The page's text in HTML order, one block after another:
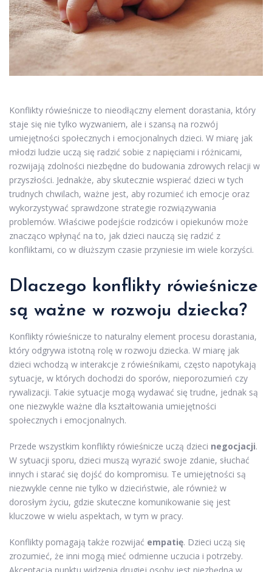
Konflikty rówieśnicze to nieodłączny element dorastania, który
staje się nie tylko wyzwaniem, ale i szansą na rozwój
umiejętności społecznych i emocjonalnych dzieci. W miarę jak
młodzi ludzie uczą się radzić sobie z napięciami i różnicami,
rozwijają zdolności niezbędne do budowania zdrowych relacji w
przyszłości. Jednakże, aby skutecznie wspierać dzieci w tych
trudnych chwilach, ważne jest, aby rozumieć ich emocje oraz
wykorzystywać sprawdzone strategie rozwiązywania
problemów. Właściwe podejście rodziców i opiekunów może
znacząco wpłynąć na to, jak dzieci nauczą się radzić z
konfliktami, co w dłuższym czasie przyniesie im wiele korzyści.
Dlaczego konflikty rówieśnicze
są ważne w rozwoju dziecka?
Konflikty rówieśnicze to naturalny element procesu dorastania,
który odgrywa istotną rolę w rozwoju dziecka. W miarę jak
dzieci wchodzą w interakcje z rówieśnikami, często napotykają
sytuacje, w których dochodzi do sporów, nieporozumień czy
rywalizacji. Takie sytuacje mogą wydawać się trudne, jednak są
one niezwykle ważne dla kształtowania umiejętności
społecznych i emocjonalnych.
Przede wszystkim konflikty rówieśnicze uczą dzieci negocjacji.
W sytuacji sporu, dzieci muszą wyrazić swoje zdanie, słuchać
innych i starać się dojść do kompromisu. Te umiejętności są
niezwykle cenne nie tylko w dzieciństwie, ale również w
dorosłym życiu, gdzie skuteczne komunikowanie się jest
kluczowe w wielu aspektach, w tym w pracy.
Konflikty pomagają także rozwijać empatię. Dzieci uczą się
zrozumieć, że inni mogą mieć odmienne uczucia i potrzeby.